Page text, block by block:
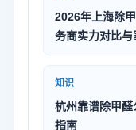
2026年上海除
务商实力对比
知识
杭州靠谱除甲
指南